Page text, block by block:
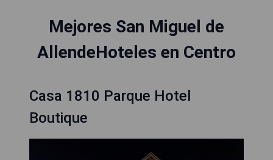
Mejores San Miguel de
AllendeHoteles en Centro
Casa 1810 Parque Hotel
Boutique